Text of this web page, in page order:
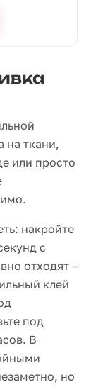
на ткани,
или просто
накройте
с
отходят –
клей
под
В
но